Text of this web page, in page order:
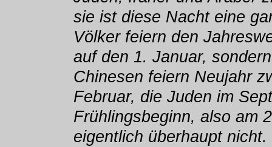
sie ist diese Nacht eine
Völker feiern den
auf den 1. Januar,
Chinesen feiern Neujahr
Februar, die Juden im
Frühlingsbeginn, also am
eigentlich überhaupt